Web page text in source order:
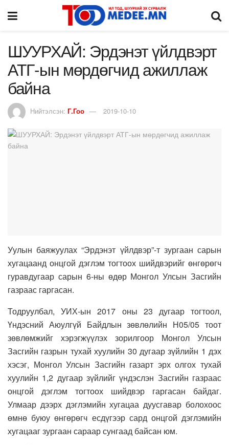
ШУУРХАЙ: Эрдэнэт үйлдвэрт
АТГ-ын мөрдөгчид ажиллаж
байна
Нийтэлсэн: Г.Гоо 2019-10-10
Уулын баяжуулах “Эрдэнэт үйлдвэр”-т зургаан сарын
хугацаанд онцгой дэглэм тогтоох шийдвэрийг өнгөрөгч
гуравдугаар сарын 6-ны өдөр Монгол Улсын Засгийн
газраас гаргасан.
Тодруулбал, УИХ-ын 2017 оны 23 дугаар тогтоол,
Үндэсний Аюулгүй Байдлын зөвлөлийн Н05/05 тоот
зөвлөмжийг хэрэгжүүлэх зорилгоор Монгол Улсын
Засгийн газрын тухай хуулийн 30 дугаар зүйлийн 1 дэх
хэсэг, Монгол Улсын Засгийн газарт эрх олгох тухай
хуулийн 1,2 дугаар зүйлийг үндэслэн Засгийн газраас
онцгой дэглэм тогтоох шийдвэр гаргасан байдаг.
Улмаар дээрх дэглэмийн хугацаа дуусгавар болохоос
өмнө буюу өнгөрөгч есдүгээр сард онцгой дэглэмийн
хугацааг зургаан сараар сунгаад байсан юм.